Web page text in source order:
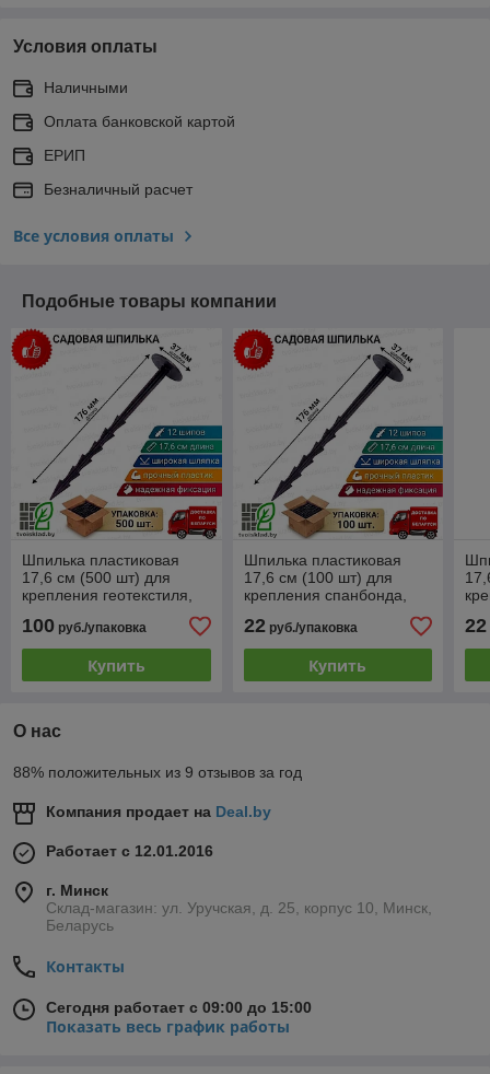
Условия оплаты
Наличными
Оплата банковской картой
ЕРИП
Безналичный расчет
Все условия оплаты
Подобные товары компании
Шпилька пластиковая
17,6 см (500 шт) для
крепления геотекстиля,
100 руб./упаковка
Купить
Шпилька пластиковая
17,6 см (100 шт) для
крепления спанбонда,
22руб./упаковка
Купить
22
О нас
88% положительных из 9 отзывов за год
Компания продает на Deal.by
Работает с 12.01.2016
г. Минск
Склад-магазин: ул. Уручская, д. 25, корпус 10, Минск,
Беларусь
Контакты
Сегодня работает с 09:00 до 15:00
Показать весь график работы